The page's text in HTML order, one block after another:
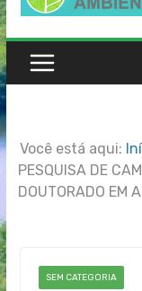
Você está aqui:
PESQUISA DE
DOUTORADO EM
SEM CATEGORIA